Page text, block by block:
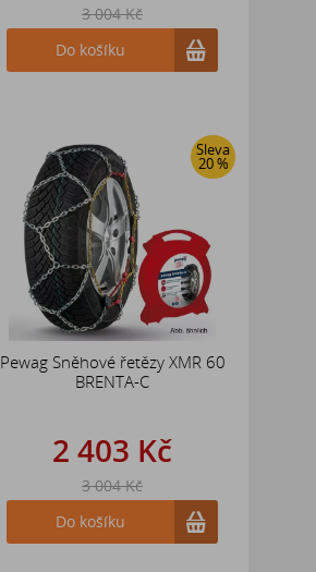
3 004 Kč
Do košíku
Sleva
20 %
Pewag Sněhové řetězy XMR 60
BRENTA-C
2 403 Kč
3 004 Kč
Do košíku